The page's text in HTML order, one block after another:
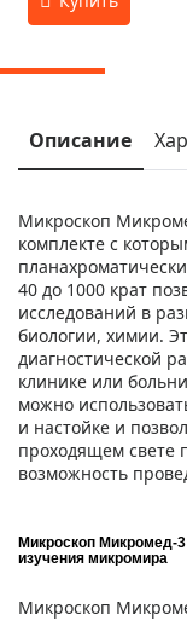
Описание
Микроскоп
комплекте с
40 до 1000 крат
исследований в
биологии, химии.
диагностической
клинике или
можно
и настойке и
проходящем свете
возможность
Микроскоп Микромед-
изучения микромира
Микроскоп